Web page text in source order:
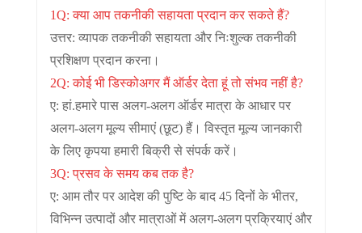
1Q: क्या आप तकनीकी सहायता प्रदान कर सकते हैं?
उत्तर: व्यापक तकनीकी सहायता और निःशुल्क तकनीकी
प्रशिक्षण प्रदान करना।
2Q: कोई भी डिस्कोअगर मैं ऑर्डर देता हूं तो संभव नहीं है?
ए: हां.हमारे पास अलग-अलग ऑर्डर मात्रा के आधार पर
अलग-अलग मूल्य सीमाएं (छूट) हैं। विस्तृत मूल्य जानकारी
के लिए कृपया हमारी बिक्री से संपर्क करें।
3Q: प्रसव के समय कब तक है?
ए: आम तौर पर आदेश की पुष्टि के बाद 45 दिनों के भीतर,
विभिन्न उत्पादों और मात्राओं में अलग-अलग प्रक्रियाएं और